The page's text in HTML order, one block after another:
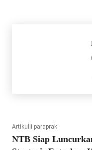
Artikulli paraprak
NTB Siap